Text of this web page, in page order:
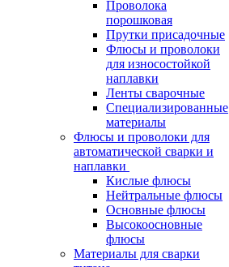
Проволока
порошковая
Прутки присадочные
Флюсы и проволоки
для износостойкой
наплавки
Ленты сварочные
Специализированные
материалы
Флюсы и проволоки для
автоматической сварки и
наплавки
Кислые флюсы
Нейтральные флюсы
Основные флюсы
Высокоосновные
флюсы
Материалы для сварки